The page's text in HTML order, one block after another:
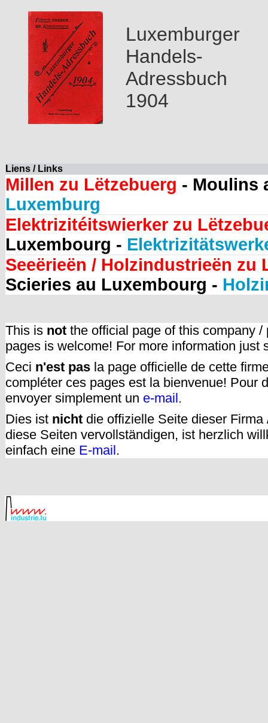
Luxemburger
Handels-
Adressbuch
1904
Liens / Links
Millen zu Lëtzebuerg - Moulins
Luxemburg
Elektrizitéitswierker zu
Luxembourg -
Seeërieën / Holzindustrieën zu
Scieries au Luxembourg -
This is not the official page of this company
pages is welcome! For more information just
Ceci n'est pas la page officielle de cette
compléter ces pages est la bienvenue! Pour
envoyer simplement un e-mail.
Dies ist nicht die offizielle Seite dieser
diese Seiten vervollständigen, ist herzlich
einfach eine E-mail.